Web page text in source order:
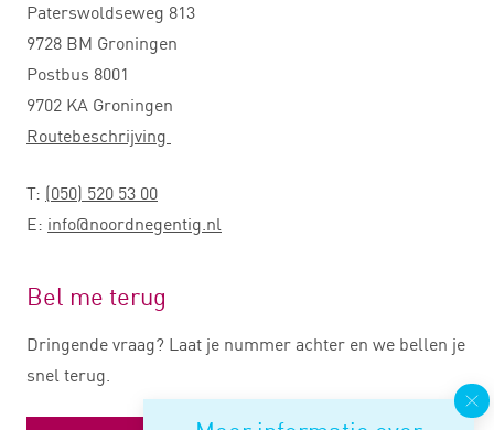
Paterswoldseweg 813
9728 BM Groningen
Postbus 8001
9702 KA Groningen
Routebeschrijving
T: (050) 520 53 00
E: info@noordnegentig.nl
Bel me terug
Dringende vraag? Laat je nummer achter en we bellen je
snel terug.